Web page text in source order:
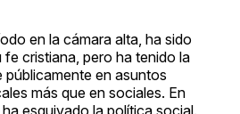
en la cámara alta, ha sido
cristiana, pero ha tenido la
en asuntos
más que en sociales. En
esquivado la política social.